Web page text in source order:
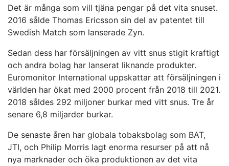
Det är många som vill tjäna pengar på det vita snuset.
2016 sålde Thomas Ericsson sin del av patentet till
Swedish Match som lanserade Zyn.
Sedan dess har försäljningen av vitt snus stigit kraftigt
och andra bolag har lanserat liknande produkter.
Euromonitor International uppskattar att försäljningen i
världen har ökat med 2000 procent från 2018 till 2021.
2018 såldes 292 miljoner burkar med vitt snus. Tre år
senare 6,8 miljarder burkar.
De senaste åren har globala tobaksbolag som BAT,
JTI, och Philip Morris lagt enorma resurser på att nå
nya marknader och öka produktionen av det vita